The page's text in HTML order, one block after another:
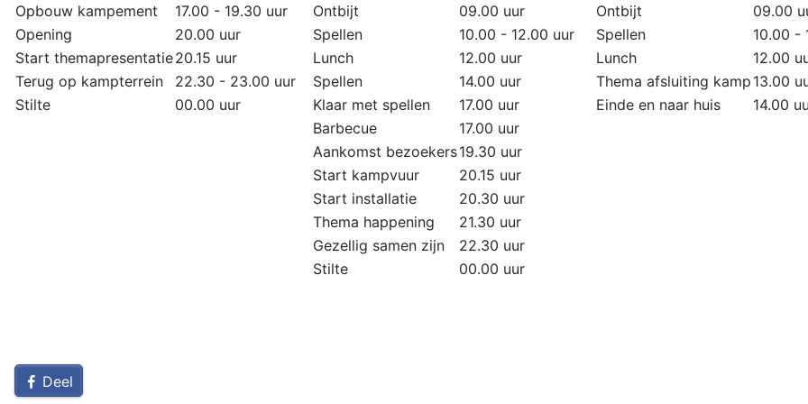
Opbouw kampement
17.00 - 19.30 uur Ontbijt 09.00 uur Ontbijt
09.00
Opening
20.00 uur Spellen 10.00 - 12.00 uur Spellen
10.00 -
Start themapresentatie20.15 uur Lunch 12.00 uur Lunch
12.00
Terug op kampterrein
22.30 - 23.00 uur Spellen 14.00 uur Thema afsluiting kamp 13.00
Stilte
00.00 uur Klaar met spellen 17.00 uur Einde en naar huis
14.00
Barbecue
17.00 uur
Aankomst bezoekers19.30 uur
Start kampvuur
20.15 uur
Start installatie
20.30 uur
Thema happening
21.30 uur
Gezellig samen zijn
22.30 uur
Stilte
00.00 uur
Deel